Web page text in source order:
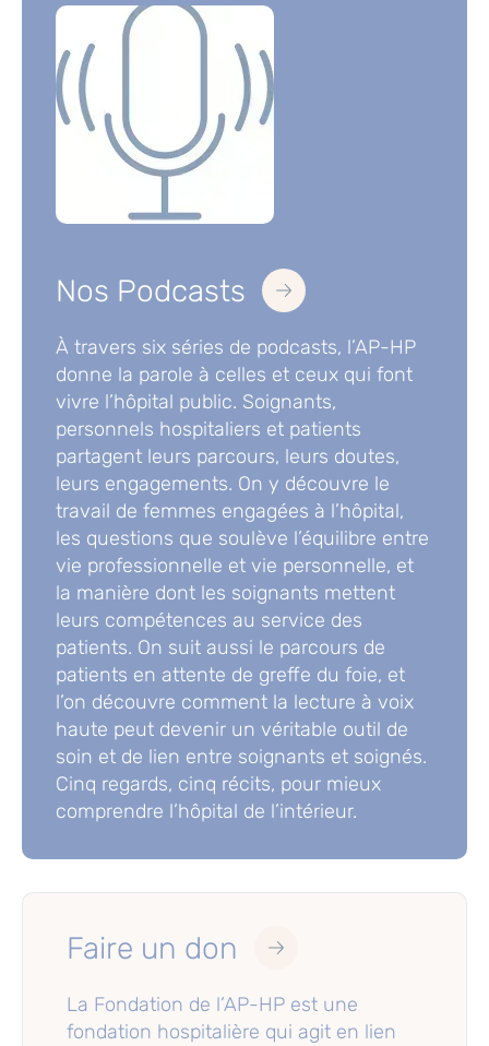
Nos Podcasts
À travers six séries de podcasts, l’AP-HP
donne la parole à celles et ceux qui font
vivre l’hôpital public. Soignants,
personnels hospitaliers et patients
partagent leurs parcours, leurs doutes,
leurs engagements. On y découvre le
travail de femmes engagées à l’hôpital,
les questions que soulève l’équilibre entre
vie professionnelle et vie personnelle, et
la manière dont les soignants mettent
leurs compétences au service des
patients. On suit aussi le parcours de
patients en attente de greffe du foie, et
l’on découvre comment la lecture à voix
haute peut devenir un véritable outil de
soin et de lien entre soignants et soignés.
Cinq regards, cinq récits, pour mieux
comprendre l’hôpital de l’intérieur.
Faire un don
La Fondation de l’AP-HP est une
fondation hospitalière qui agit en lien